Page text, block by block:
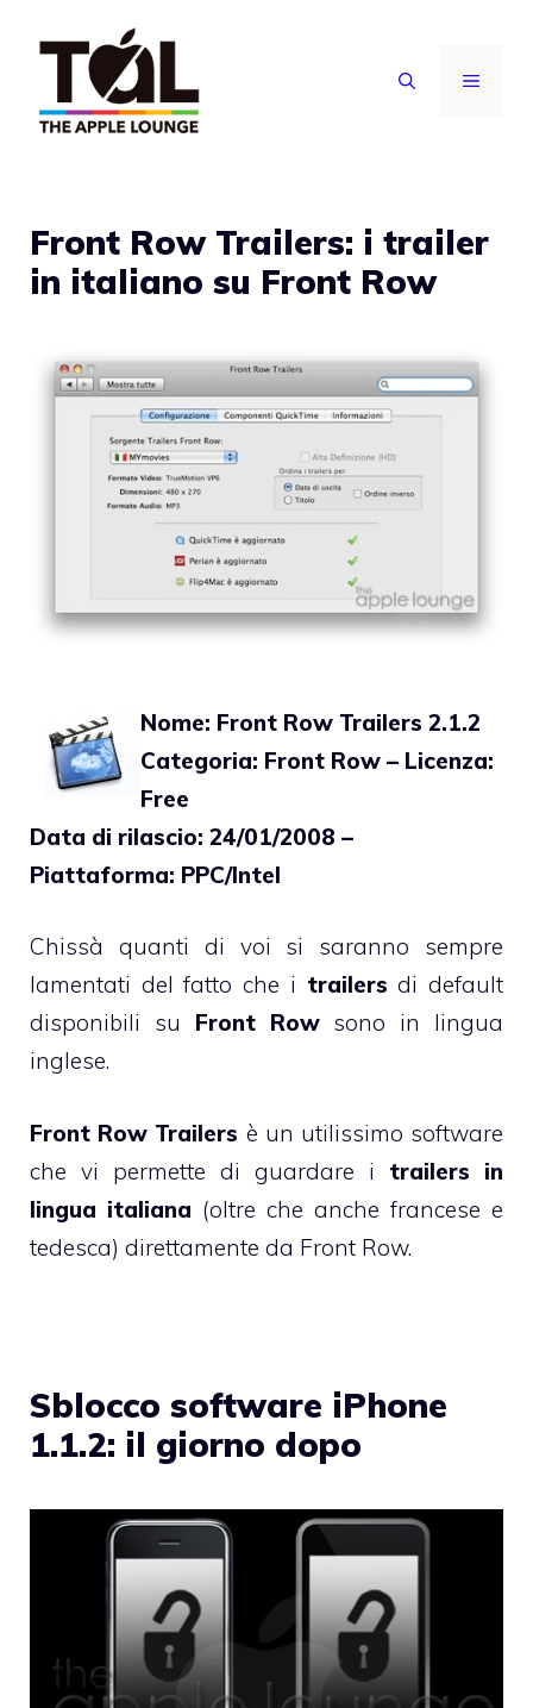
contenuto
MENU
Front Row Trailers: i trailer
in italiano su Front Row
Nome: Front Row Trailers 2.1.2
Categoria: Front Row – Licenza:
Free
Data di rilascio: 24/01/2008 –
Piattaforma: PPC/Intel
Chissà quanti di voi si saranno sempre
lamentati del fatto che i trailers di default
disponibili su Front Row sono in lingua
inglese.
Front Row Trailers è un utilissimo software
che vi permette di guardare i trailers in
lingua italiana (oltre che anche francese e
tedesca) direttamente da Front Row.
Sblocco software iPhone
1.1.2: il giorno dopo